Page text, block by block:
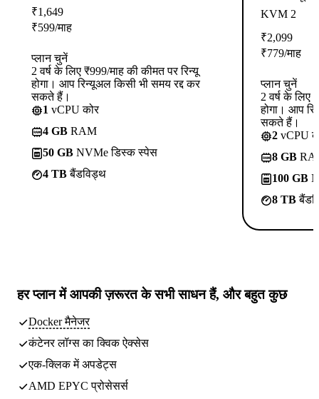
₹1,649
₹599/माह
प्लान चुनें
2 वर्ष के लिए ₹999/माह की कीमत पर रिन्यू
होगा। आप रिन्यूअल किसी भी समय रद्द कर
सकते हैं।
1 vCPU कोर
4 GB RAM
50 GB NVMe डिस्क स्पेस
4 TBबैंडविड्थ
KVM 2
₹2,099
₹779/माह
प्लान चुनें
2 वर्ष के लिए
होगा। आप
सकते हैं।
2 vCPU
8 GB
100 GB
8 TB
हर प्लान मेंआपकी ज़रूरत के सभी साधनहैं, और बहुत कुछ
Docker मैनेजर
कंटेनर लॉग्स का क्विक ऐक्सेस
एक-क्लिक में अपडेट्स
AMD EPYC प्रोसेसर्स